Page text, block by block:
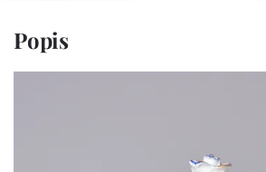
Popis